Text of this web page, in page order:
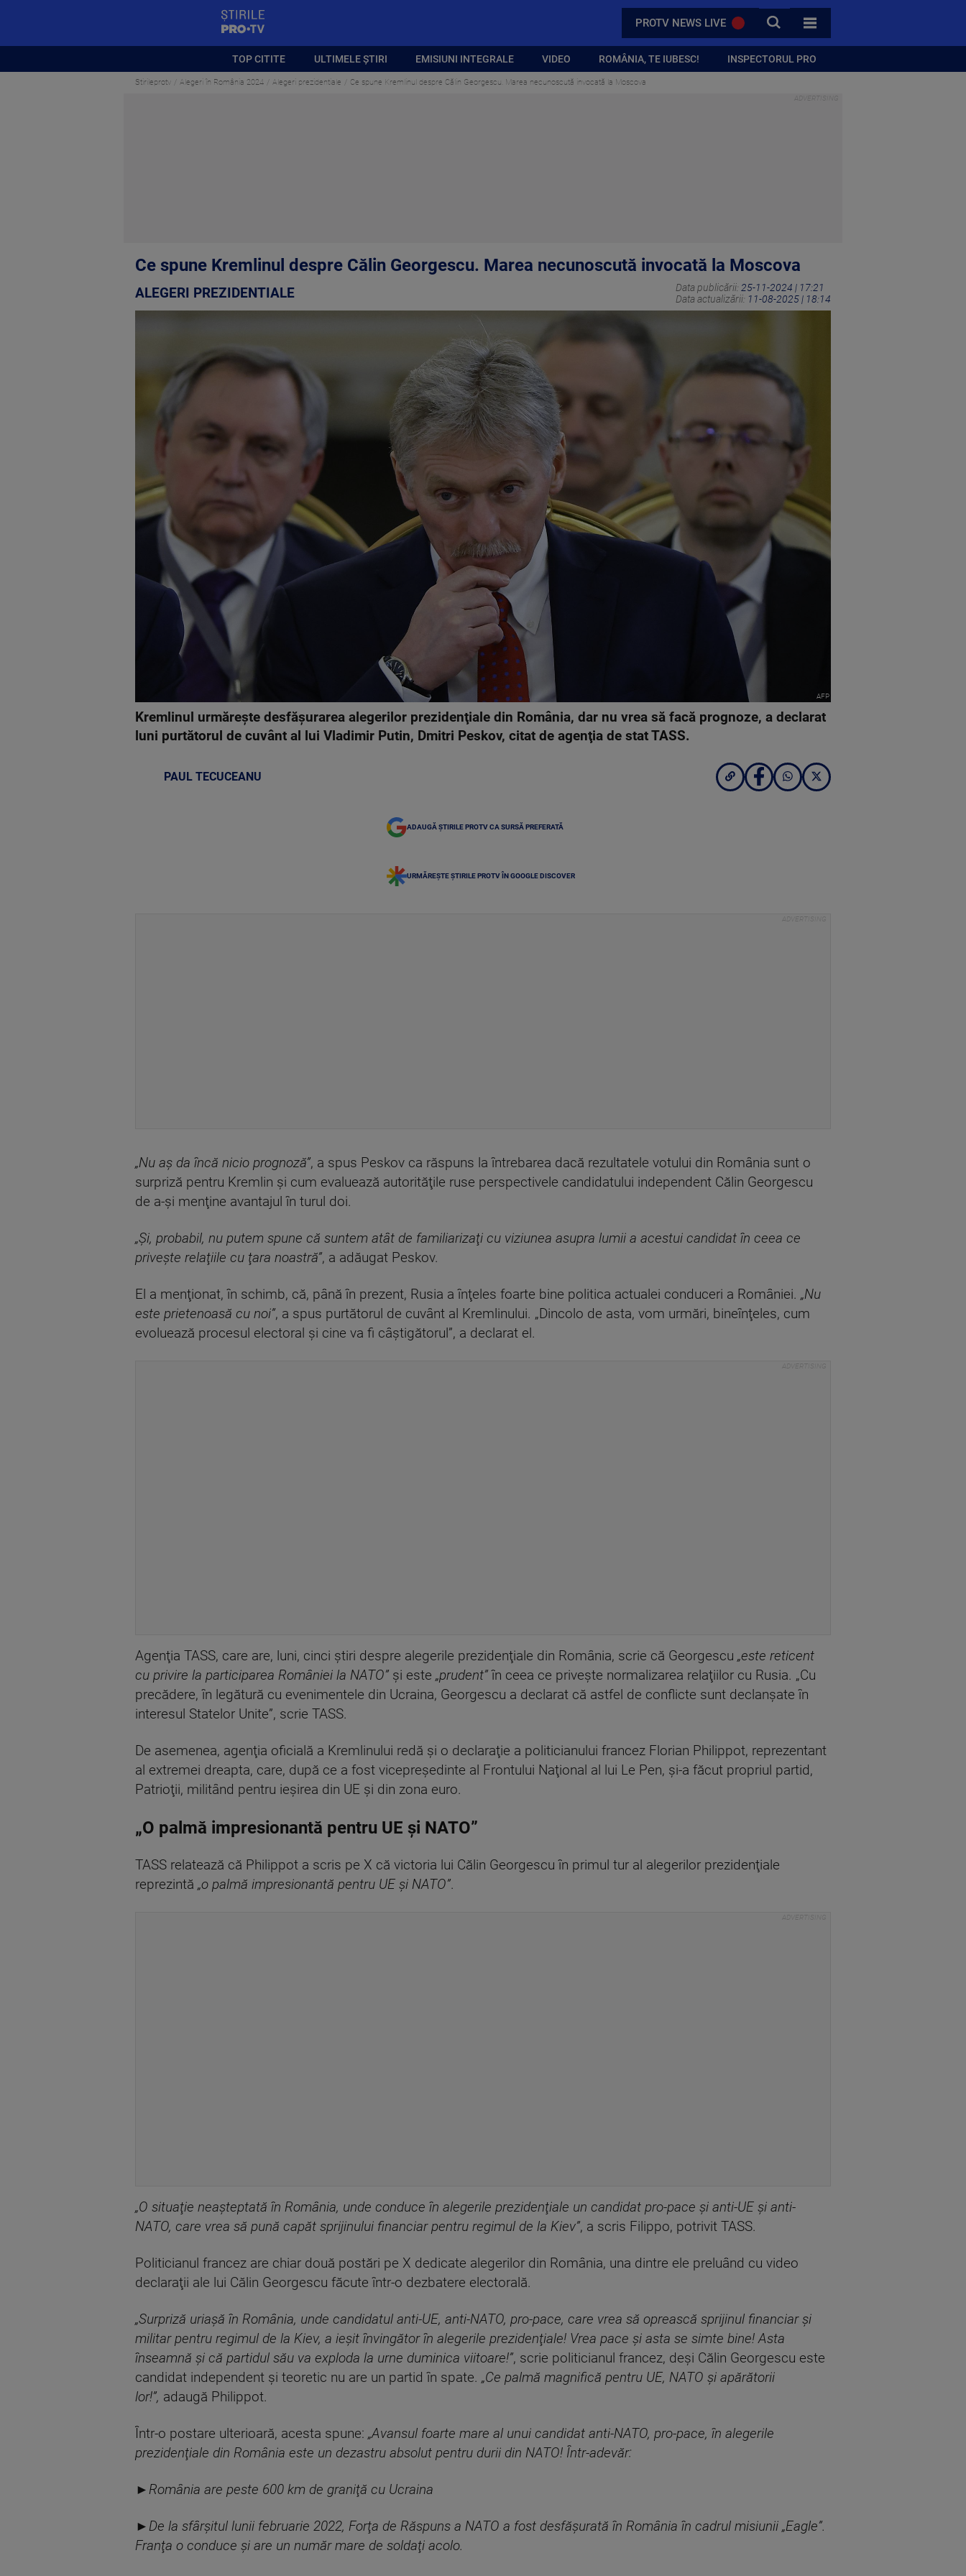
PROTV NEWS LIVE CAUTA
TOATE CATEGORIILE
TOP CITITE ULTIMELE ȘTIRI EMISIUNI INTEGRALE VIDEO ROMÂNIA, TE IUBESC! INSPECTORUL PRO
Stirileprotv Alegeri în România 2024 Alegeri prezidentiale Ce spune Kremlinul despre Călin Georgescu. Marea necunoscută invocată la Moscova
Ce spune Kremlinul despre Călin Georgescu. Marea necunoscută invocată la Moscova
ALEGERI PREZIDENTIALE Data publicării: 25-11-2024 | 17:21
Data actualizării: 11-08-2025 | 18:14
AFP
Kremlinul urmăreşte desfăşurarea alegerilor prezidenţiale din România, dar nu vrea să facă prognoze, a declarat
luni purtătorul de cuvânt al lui Vladimir Putin, Dmitri Peskov, citat de agenţia de stat TASS.
PAUL TECUCEANU
ADAUGĂ ȘTIRILE PROTV CA SURSĂ PREFERATĂ
URMĂREȘTE ȘTIRILE PROTV ÎN GOOGLE DISCOVER
„Nu aş da încă nicio prognoză”, a spus Peskov ca răspuns la întrebarea dacă rezultatele votului din România sunt o
surpriză pentru Kremlin şi cum evaluează autorităţile ruse perspectivele candidatului independent Călin Georgescu
de a-şi menţine avantajul în turul doi.
„Şi, probabil, nu putem spune că suntem atât de familiarizaţi cu viziunea asupra lumii a acestui candidat în ceea ce
priveşte relaţiile cu ţara noastră”, a adăugat Peskov.
El a menţionat, în schimb, că, până în prezent, Rusia a înţeles foarte bine politica actualei conduceri a României. „Nu
este prietenoasă cu noi”, a spus purtătorul de cuvânt al Kremlinului. „Dincolo de asta, vom urmări, bineînţeles, cum
evoluează procesul electoral şi cine va fi câştigătorul”, a declarat el.
Agenţia TASS, care are, luni, cinci ştiri despre alegerile prezidenţiale din România, scrie că Georgescu „este reticent
cu privire la participarea României la NATO” şi este „prudent”în ceea ce priveşte normalizarea relaţiilor cu Rusia. „Cu
precădere, în legătură cu evenimentele din Ucraina, Georgescu a declarat că astfel de conflicte sunt declanşate în
interesul Statelor Unite”, scrie TASS.
De asemenea, agenţia oficială a Kremlinului redă şi o declaraţie a politicianului francez Florian Philippot, reprezentant
al extremei dreapta, care, după ce a fost vicepreşedinte al Frontului Naţional al lui Le Pen, şi-a făcut propriul partid,
Patrioţii, militând pentru ieşirea din UE şi din zona euro.
„O palmă impresionantă pentru UE şi NATO”
TASS relatează că Philippot a scris pe X că victoria lui Călin Georgescu în primul tur al alegerilor prezidenţiale
reprezintă „o palmă impresionantă pentru UE şi NATO”.
„O situaţie neaşteptată în România, unde conduce în alegerile prezidenţiale un candidat pro-pace şi anti-UE şi anti-
NATO, care vrea să pună capăt sprijinului financiar pentru regimul de la Kiev”, a scris Filippo, potrivit TASS.
Politicianul francez are chiar două postări pe X dedicate alegerilor din România, una dintre ele preluând cu video
declaraţii ale lui Călin Georgescu făcute într-o dezbatere electorală.
„Surpriză uriaşă în România, unde candidatul anti-UE, anti-NATO, pro-pace, care vrea să oprească sprijinul financiar şi
militar pentru regimul de la Kiev, a ieşit învingător în alegerile prezidenţiale! Vrea pace şi asta se simte bine! Asta
înseamnă şi că partidul său va exploda la urne duminica viitoare!”, scrie politicianul francez, deşi Călin Georgescu este
candidat independent şi teoretic nu are un partid în spate. „Ce palmă magnifică pentru UE, NATO şi apărătorii
lor!”, adaugă Philippot.
Într-o postare ulterioară, acesta spune: „Avansul foarte mare al unui candidat anti-NATO, pro-pace, în alegerile
prezidenţiale din România este un dezastru absolut pentru durii din NATO! Într-adevăr:
►România are peste 600 km de graniţă cu Ucraina
►De la sfârşitul lunii februarie 2022, Forţa de Răspuns a NATO a fost desfăşurată în România în cadrul misiunii „Eagle”.
Franţa o conduce şi are un număr mare de soldaţi acolo.